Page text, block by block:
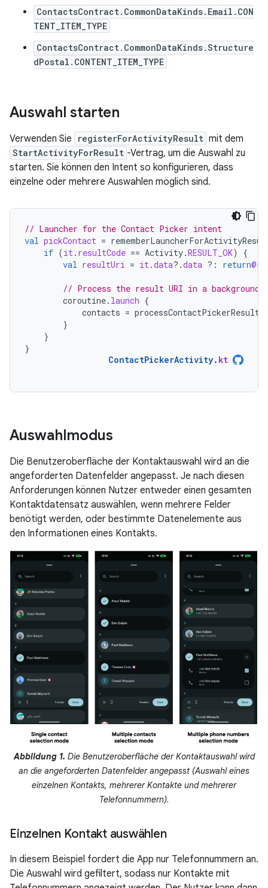
ContactsContract.CommonDataKinds.Email.CON
TENT_ITEM_TYPE
ContactsContract.CommonDataKinds.Structure
dPostal.CONTENT_ITEM_TYPE
Auswahl starten
Verwenden Sie registerForActivityResult mit dem
StartActivityForResult -Vertrag, um die Auswahl zu
starten. Sie können den Intent so konfigurieren, dass
einzelne oder mehrere Auswahlen möglich sind.
// Launcher for the Contact Picker intent
val pickContact =
if (it. resultCode == Activity.RESULT_OK)
{
val resultUri = it.data?.data ?: return
// Process the result URI in a
coroutine. launch {
contacts =
}
}
}
ContactPickerActivity. kt
Auswahlmodus
Die Benutzeroberfläche der Kontaktauswahl wird an die
angeforderten Datenfelder angepasst. Je nach diesen
Anforderungen können Nutzer entweder einen gesamten
Kontaktdatensatz auswählen, wenn mehrere Felder
benötigt werden, oder bestimmte Datenelemente aus
den Informationen eines Kontakts.
Abbildung 1. Die Benutzeroberfläche der Kontaktauswahl wird
an die angeforderten Datenfelder angepasst (Auswahl eines
einzelnen Kontakts, mehrerer Kontakte und mehrerer
Telefonnummern).
Einzelnen Kontakt auswählen
In diesem Beispiel fordert die App nur Telefonnummern an.
Die Auswahl wird gefiltert, sodass nur Kontakte mit